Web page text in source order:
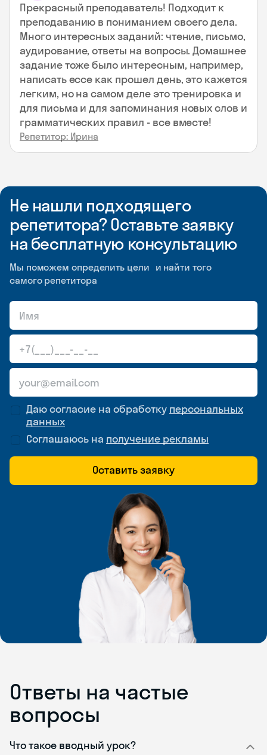
Прекрасный преподаватель! Подходит к
преподаванию в пониманием своего дела.
Много интересных заданий: чтение, письмо,
аудирование, ответы на вопросы. Домашнее
задание тоже было интересным, например,
написать ессе как прошел день, это кажется
легким, но на самом деле это тренировка и
для письма и для запоминания новых слов и
грамматических правил - все вместе!
Репетитор: Ирина
Не нашли подходящего
репетитора? Оставьте заявку
на бесплатную консультацию
Мы поможем определить цели и найти того
самого репетитора
Даю согласие на обработку персональных
данных
Соглашаюсь на получение рекламы
Оставить заявку
Ответы на частые
вопросы
Что такое вводный урок?